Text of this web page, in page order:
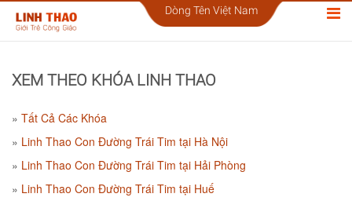
Dòng Tên Việt Nam
XEM THEO KHÓA LINH THAO
Tất Cả Các Khóa
Linh Thao Con Đường Trái Tim tại Hà Nội
Linh Thao Con Đường Trái Tim tại Hải Phòng
Linh Thao Con Đường Trái Tim tại Huế